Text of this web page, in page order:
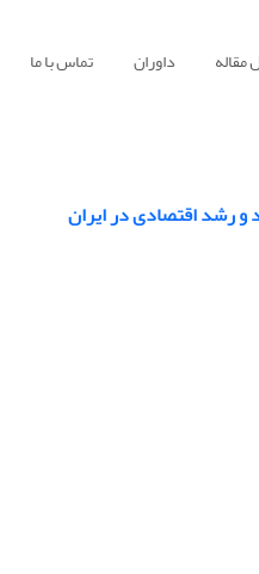
مقاله داوران تماس با ما
و رشد اقتصادی در ایران